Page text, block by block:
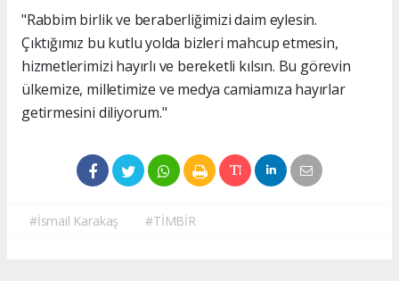
"Rabbim birlik ve beraberliğimizi daim eylesin.
Çıktığımız bu kutlu yolda bizleri mahcup etmesin,
hizmetlerimizi hayırlı ve bereketli kılsın. Bu görevin
ülkemize, milletimize ve medya camiamıza hayırlar
getirmesini diliyorum."
#İsmail Karakaş #TİMBİR